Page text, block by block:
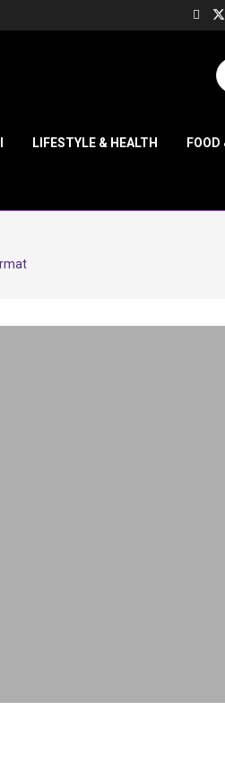
LIFESTYLE & HEALTH